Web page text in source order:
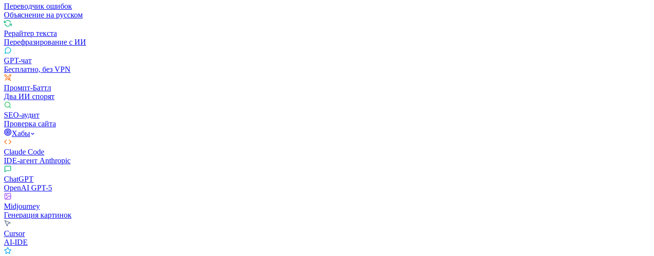
Переводчик ошибок
Объяснение на русском
Рерайтер текста
Перефразирование с ИИ
GPT-чат
Бесплатно, без VPN
Промпт-Баттл
Два ИИ спорят
SEO-аудит
Проверка сайта
Хабы
Claude Code
IDE-агент Anthropic
ChatGPT
OpenAI GPT-5
Midjourney
Генерация картинок
Cursor
AI-IDE